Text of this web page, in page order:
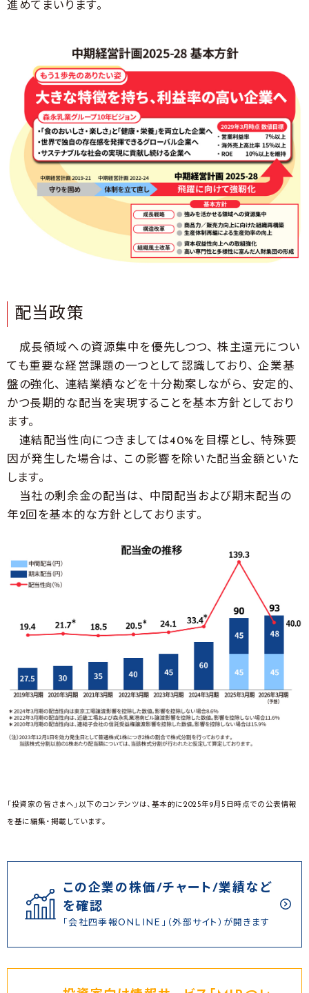
進めてまいります。
配当政策
成長領域への資源集中を優先しつつ、 株主還元につい
ても重要な経営課題の一つとして認識しており、 企業基
盤の強化、 連結業績などを十分勘案しながら、 安定的、
かつ長期的な配当を実現することを基本方針としており
ます。
連結配当性向につきましては40%を目標とし、 特殊要
因が発生した場合は、 この影響を除いた配当金額といた
します。
当社の剰余金の配当は、 中間配当および期末配当の
年2回を基本的な方針としております。
「投資家の皆さまへ」以下のコンテンツは、基本的に2025年9月5日時点での公表情報
を基に編集・掲載しています。
この企業の株価/チャート/業績など
を確認
「会社四季報ONLINE」（外部サイト）が開きます